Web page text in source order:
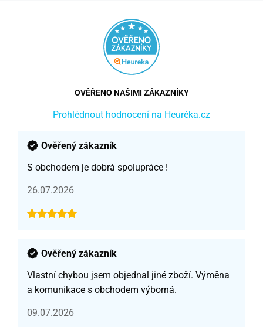
OVĚŘENO NAŠIMI ZÁKAZNÍKY
Prohlédnout hodnocení na Heuréka.cz
Ověřený zákazník
S obchodem je dobrá spolupráce !
26.07.2026
Ověřený zákazník
Vlastní chybou jsem objednal jiné zboží. Výměna
a komunikace s obchodem výborná.
09.07.2026